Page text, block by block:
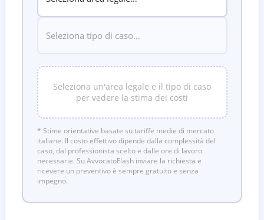
Seleziona un'area legale e il tipo di caso
per vedere la stima dei costi
* Stime orientative basate su tariffe medie di mercato
italiane. Il costo effettivo dipende dalla complessità del
caso, dal professionista scelto e dalle ore di lavoro
necessarie. Su AvvocatoFlash inviare la richiesta e
ricevere un preventivo è sempre gratuito e senza
impegno.